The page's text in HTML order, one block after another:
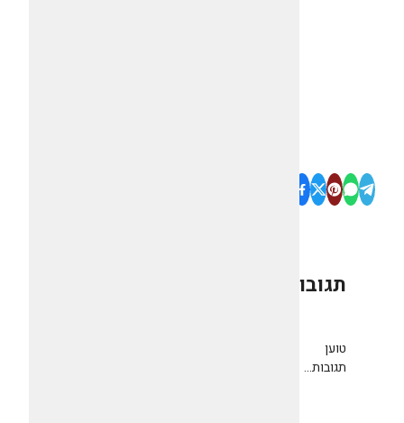
תגובות
טוען
תגובות...